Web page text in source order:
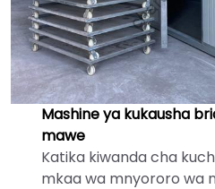
Mashine ya kukausha
mawe
Katika kiwanda cha
mkaa wa mnyororo wa